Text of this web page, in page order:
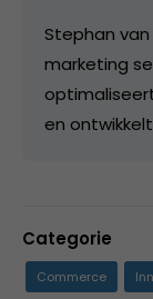
Stephan
marketing
en
Categorie
Commerce